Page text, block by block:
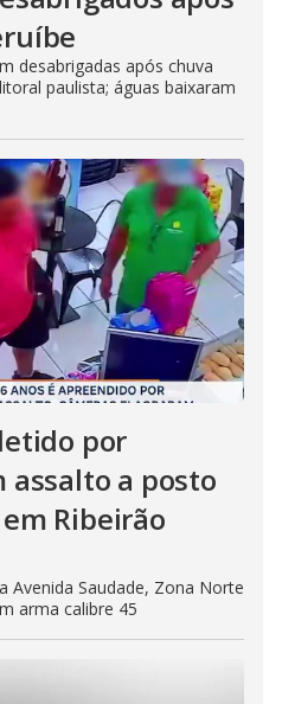
desabrigadas após chuva
paulista; águas baixaram
por
assalto a posto
Ribeirão
Avenida Saudade, Zona Norte
arma calibre 45